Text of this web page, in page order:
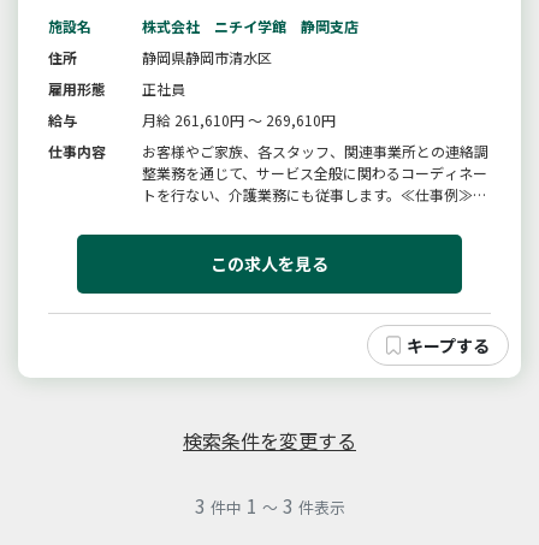
施設名
株式会社 ニチイ学館 静岡支店
住所
静岡県静岡市清水区
雇用形態
正社員
給与
月給 261,610円 ～ 269,610円
仕事内容
お客様やご家族、各スタッフ、関連事業所との連絡調
整業務を通じて、サービス全般に関わるコーディネー
トを行ない、介護業務にも従事します。≪仕事例≫■
画書の作成、説明、同意、交付■スタッフの業務実施
状況の把握や業務管理等≪業務の特長≫■お客様と密
この求人を見る
検索条件を変更する
3 件中 1 ～ 3 件表示